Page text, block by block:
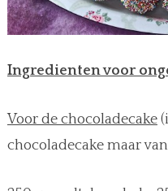
Ingredienten voor
Voor de chocoladecake
chocoladecake maar